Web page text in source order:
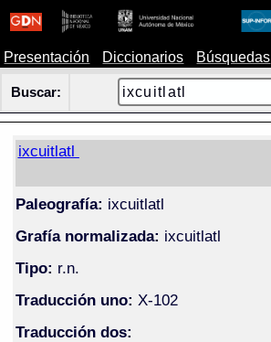
Presentación Diccionarios Búsquedas
Buscar:
ixcuitlatl
Paleografía: ixcuitlatl
Grafía normalizada: ixcuitlatl
Tipo: r.n.
Traducción uno: X-102
Traducción dos: